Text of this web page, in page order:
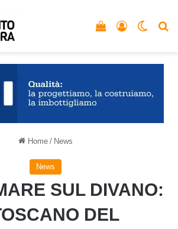
Accedi
Vedi il carrello
Home / News
News
SUL DIVANO:
DEL